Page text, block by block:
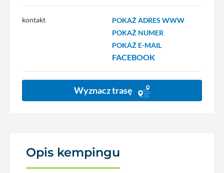
kontakt
POKAŻ ADRES WWW
POKAŻ NUMER
POKAŻ E-MAIL
FACEBOOK
Wyznacz trasę
Opis kempingu